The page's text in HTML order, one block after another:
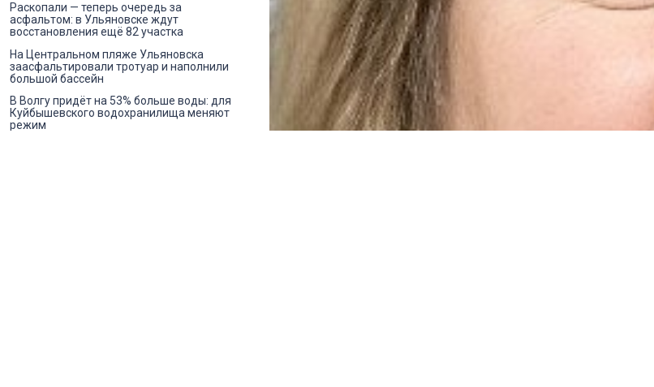
Раскопали — теперь очередь за
асфальтом: в Ульяновске ждут
восстановления ещё 82 участка
На Центральном пляже Ульяновска
заасфальтировали тротуар и наполнили
большой бассейн
В Волгу придёт на 53% больше воды: для
Куйбышевского водохранилища меняют
режим